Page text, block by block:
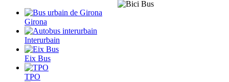
Girona
Interurbain
Eix Bus
TPO